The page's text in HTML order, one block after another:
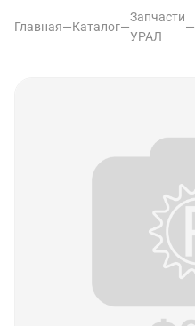
Главная—Каталог—
Запчасти
УРАЛ
—